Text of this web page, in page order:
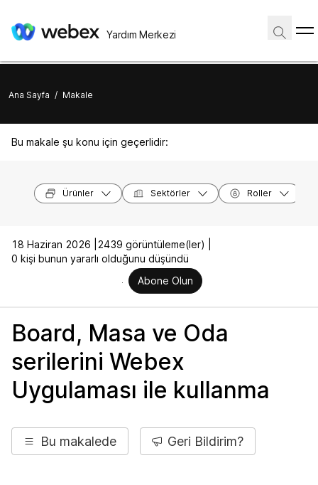
Yardım Merkezi
Ana Sayfa / Makale
Bu makale şu konu için geçerlidir:
Ürünler Sektörler Roller
18 Haziran 2026 |
2439 görüntüleme(ler) |
0 kişi bunun yararlı olduğunu düşündü
Abone Olun
Board, Masa ve Oda
serilerini Webex
Uygulaması ile kullanma
Bu makalede Geri Bildirim?